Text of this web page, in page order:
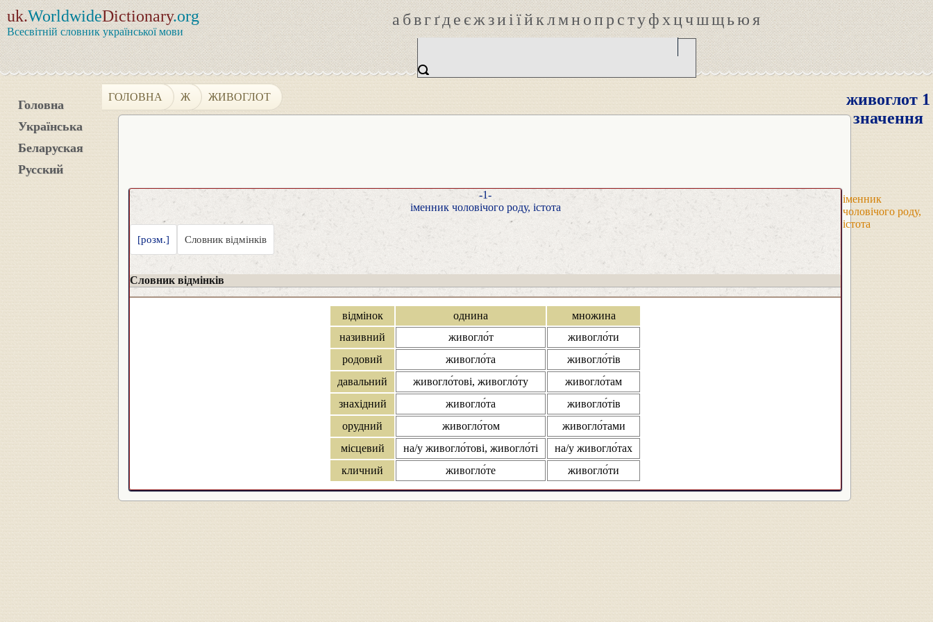
uk.WorldwideDictionary.org
Всесвітній словник української мови
абвгґдеєжзиіїйклмнопрстуфхцчшщьюя
Головна
Українська
Беларуская
Русский
ГОЛОВНА Ж ЖИВОГЛОТ
живоглот 1
значення
іменник
чоловічого роду,
істота
-1-
іменник чоловічого роду, істота
[розм.] Словник відмінків
Словник відмінків
відмінок однина
множина
називний
живогло́т
живогло́ти
родовий
живогло́та
живогло́тів
давальний
живогло́тові, живогло́ту
живогло́там
знахідний
живогло́та
живогло́тів
орудний
живогло́том
живогло́тами
місцевий
на/у живогло́тові, живогло́ті
на/у живогло́тах
кличний
живогло́те живогло́ти